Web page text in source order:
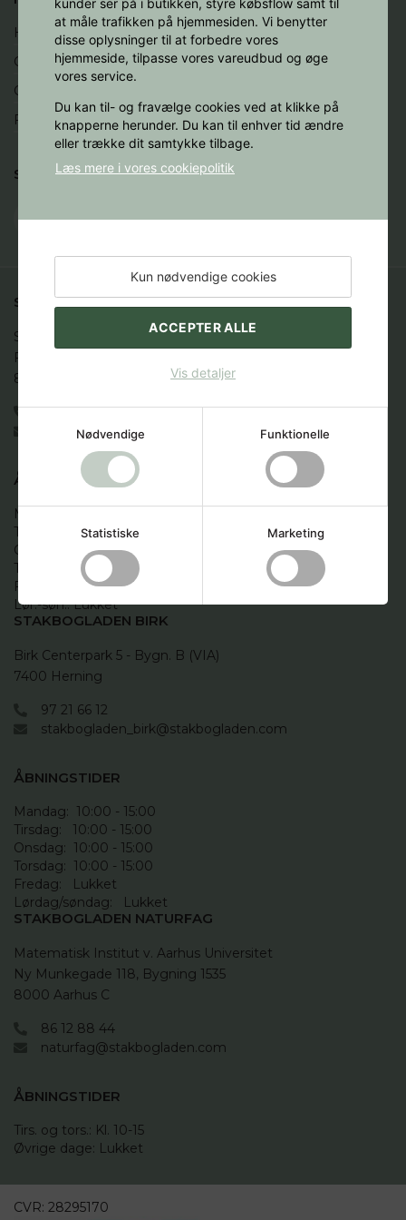
at måle trafikken på hjemmesiden. Vi benytter
disse oplysninger til at forbedre vores
hjemmeside, tilpasse vores vareudbud og øge
vores service.
Du kan til- og fravælge cookies ved at klikke på
knapperne herunder. Du kan til enhver tid ændre
eller trække dit samtykke tilbage.
Læs mere i vores cookiepolitik
Kun nødvendige cookies
ACCEPTER ALLE
Vis detaljer
Nødvendige Funktionelle
Statistiske Marketing
Handelsbetingelser
Cookies
Opret profil
Fortryd køb
SOCIALE MEDIER
STAKBOGLADEN A/S
Studenternes Hus
Fredrik Nielsens Vej 4
8000 Aarhus C
86 12 88 44
books@stakbogladen.com
ÅBNINGSTIDER
Mandag:  9.00 - 16.00
Tirsdag:   9.00 - 16.00
Onsdag:  9.00 - 16.00
Torsdag:  9.00 - 16.00
Fredag:  9.00 -16.00
Lør.-søn.: Lukket
STAKBOGLADEN BIRK
Birk Centerpark 5 - Bygn. B (VIA)
7400 Herning
97 21 66 12
stakbogladen_birk@stakbogladen.com
ÅBNINGSTIDER
Mandag:  10:00 - 15:00
Tirsdag:   10:00 - 15:00
Onsdag:  10:00 - 15:00
Torsdag:  10:00 - 15:00
Fredag:   Lukket
Lørdag/søndag:   Lukket
STAKBOGLADEN NATURFAG
Matematisk Institut v. Aarhus Universitet
Ny Munkegade 118, Bygning 1535
8000 Aarhus C
86 12 88 44
naturfag@stakbogladen.com
ÅBNINGSTIDER
Tirs. og tors.: Kl. 10-15
Øvrige dage: Lukket
CVR: 28295170